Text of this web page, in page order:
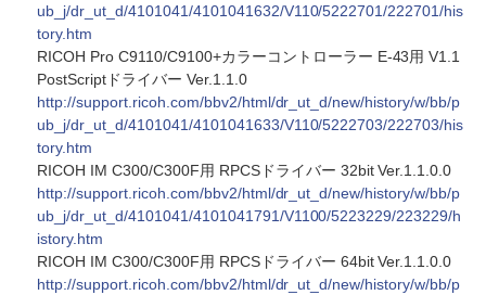
ub_j/dr_ut_d/4101041/4101041632/V110/5222701/222701/his
tory.htm
RICOH Pro C9110/C9100+カラーコントローラー E-43用 V1.1
PostScriptドライバー Ver.1.1.0
http://support.ricoh.com/bbv2/html/dr_ut_d/new/history/w/bb/p
ub_j/dr_ut_d/4101041/4101041633/V110/5222703/222703/his
tory.htm
RICOH IM C300/C300F用 RPCSドライバー 32bit Ver.1.1.0.0
http://support.ricoh.com/bbv2/html/dr_ut_d/new/history/w/bb/p
ub_j/dr_ut_d/4101041/4101041791/V1100/5223229/223229/h
istory.htm
RICOH IM C300/C300F用 RPCSドライバー 64bit Ver.1.1.0.0
http://support.ricoh.com/bbv2/html/dr_ut_d/new/history/w/bb/p